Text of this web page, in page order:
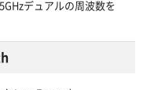
デュアルの周波数を